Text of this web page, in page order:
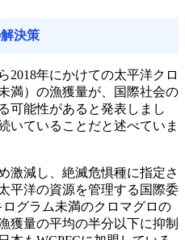
決策
2018年にかけての太平洋クロ
満）の漁獲量が、国際社会の
可能性があると発表しまし
いていることだと述べていま
激減し、絶滅危惧種に指定さ
平洋の資源を管理する国際委
ログラム未満のクロマグロの
獲量の平均の半分以下に抑制